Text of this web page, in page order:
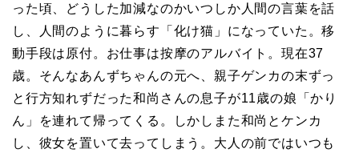
った頃、どうした加減なのかいつしか人間の言葉を話
し、人間のように暮らす「化け猫」になっていた。移
動手段は原付。お仕事は按摩のアルバイト。現在37
歳。そんなあんずちゃんの元へ、親子ゲンカの末ずっ
と行方知れずだった和尚さんの息子が11歳の娘「かり
ん」を連れて帰ってくる。しかしまた和尚とケンカ
し、彼女を置いて去ってしまう。大人の前ではいつも